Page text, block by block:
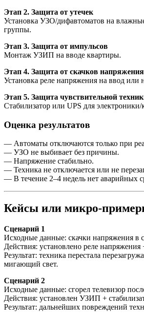
Этап 2. Защита от утечек
Установка УЗО/дифавтоматов на
группы.
Этап 3. Защита от импульсов
Монтаж УЗИП на вводе квартиры.
Этап 4. Защита от скачков напряжения
Установка реле напряжения на ввод
Этап 5. Защита чувствительной
Стабилизатор или UPS для электроники/
Оценка результатов
— Автоматы отключаются только при
— УЗО не выбивает без причины.
— Напряжение стабильно.
— Техника не отключается или не
— В течение 2–4 недель нет аварийных
Кейсы или микро-
Сценарий 1
Исходные данные: скачки напряжения в
Действия: установлено реле
Результат: техника перестала
мигающий свет.
Сценарий 2
Исходные данные: сгорел телевизор
Действия: установлен УЗИП +
Результат: дальнейших повреждений